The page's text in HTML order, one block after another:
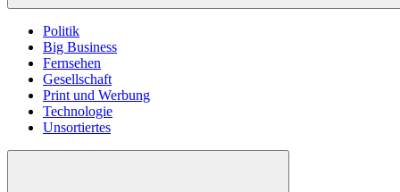
Politik
Big Business
Fernsehen
Gesellschaft
Print und Werbung
Technologie
Unsortiertes